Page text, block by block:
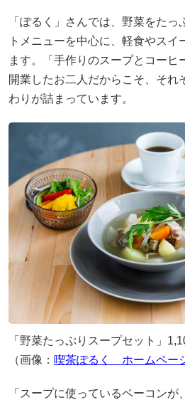
「ぽるく」さんでは、野菜をた
トメニューを中心に、軽食やスイ
ます。「手作りのスープとコーヒ
開業したお二人だからこそ、それ
わりが詰まっています。
「野菜たっぷりスープセット」
（画像： 喫茶ぽるく ホームペー
「スープに使っているベーコン